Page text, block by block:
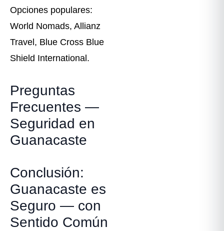
Opciones populares:
World Nomads, Allianz
Travel, Blue Cross Blue
Shield International.
Preguntas
Frecuentes —
Seguridad en
Guanacaste
Conclusión:
Guanacaste es
Seguro — con
Sentido Común